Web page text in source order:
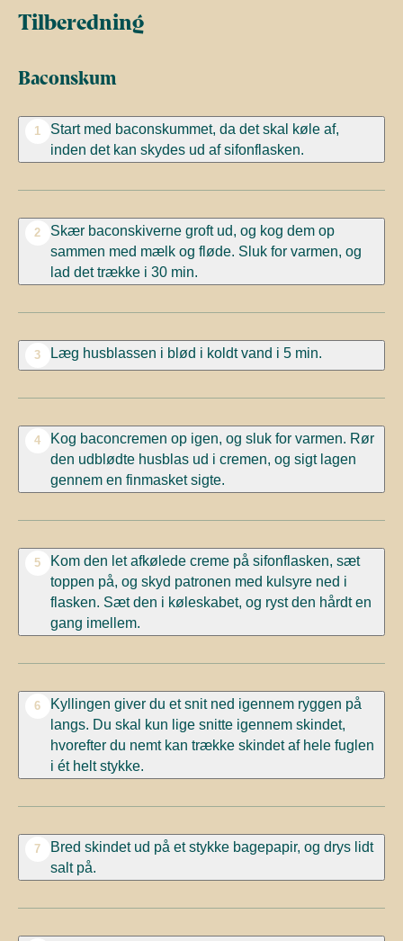
Tilberedning
Baconskum
1
Start med baconskummet, da det skal køle af,
inden det kan skydes ud af sifonflasken.
2
Skær baconskiverne groft ud, og kog dem op
sammen med mælk og fløde. Sluk for varmen, og
lad det trække i 30 min.
3 Læg husblassen i blød i koldt vand i 5 min.
4
Kog baconcremen op igen, og sluk for varmen. Rør
den udblødte husblas ud i cremen, og sigt lagen
gennem en finmasket sigte.
5
Kom den let afkølede creme på sifonflasken, sæt
toppen på, og skyd patronen med kulsyre ned i
flasken. Sæt den i køleskabet, og ryst den hårdt en
gang imellem.
6
Kyllingen giver du et snit ned igennem ryggen på
langs. Du skal kun lige snitte igennem skindet,
hvorefter du nemt kan trække skindet af hele fuglen
i ét helt stykke.
7
Bred skindet ud på et stykke bagepapir, og drys lidt
salt på.